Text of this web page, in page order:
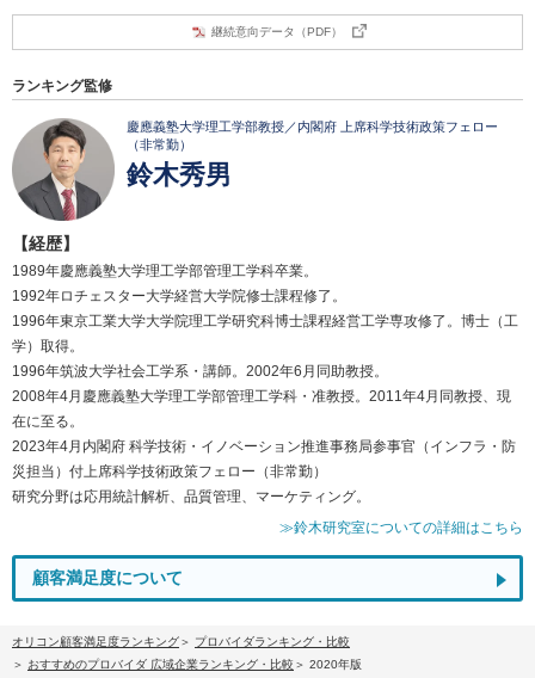
継続意向データ（PDF）
ランキング監修
慶應義塾大学理工学部教授／内閣府 上席科学技術政策フェロー
（非常勤）
鈴木秀男
【経歴】
1989年慶應義塾大学理工学部管理工学科卒業。
1992年ロチェスター大学経営大学院修士課程修了。
1996年東京工業大学大学院理工学研究科博士課程経営工学専攻修了。博士（工
学）取得。
1996年筑波大学社会工学系・講師。2002年6月同助教授。
2008年4月慶應義塾大学理工学部管理工学科・准教授。2011年4月同教授、現
在に至る。
2023年4月内閣府 科学技術・イノベーション推進事務局参事官（インフラ・防
災担当）付上席科学技術政策フェロー（非常勤）
研究分野は応用統計解析、品質管理、マーケティング。
≫鈴木研究室についての詳細はこちら
顧客満足度について
オリコン顧客満足度ランキング
プロバイダランキング・比較
おすすめのプロバイダ 広域企業ランキング・比較
2020年版